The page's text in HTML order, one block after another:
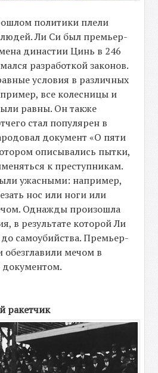
политики плели
Ли Си был премьер-
династии Цинь в 246
разработкой законов.
условия в различных
все колесницы и
равны. Он также
стал популярен в
документ «О пяти
описывались пытки,
к преступникам.
ужасными: например,
нос или ноги или
Однажды произошла
в результате которой Ли
самоубийства. Премьер-
мечом в
документом.
ракетчик